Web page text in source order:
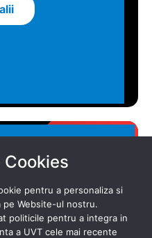
Cookies
pentru a personaliza si
pe Website-ul nostru.
politicile pentru a integra in
a UVT cele mai recente